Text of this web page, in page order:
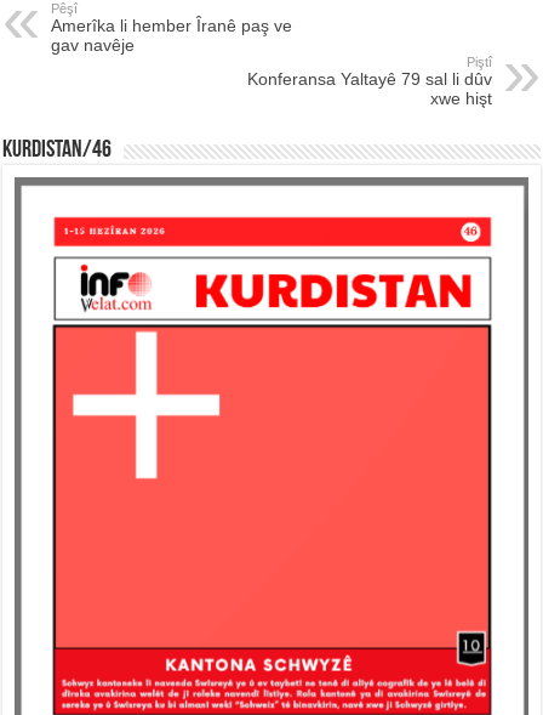
Pêşî
Amerîka li hember Îranê paş ve
gav navêje
Piştî
Konferansa Yaltayê 79 sal li dûv
xwe hişt
KURDISTAN/46